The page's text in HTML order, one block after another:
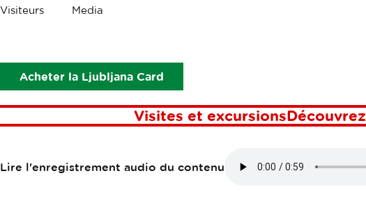
Visiteurs Media
Acheter la Ljubljana Card
Visites et excursionsDécouvrez
Les
PRI ŠPORNU
Lire l'enregistrement audio du contenu